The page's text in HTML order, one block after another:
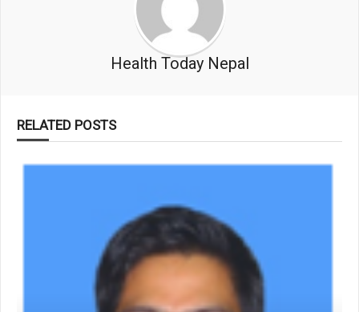
Health Today Nepal
RELATED POSTS